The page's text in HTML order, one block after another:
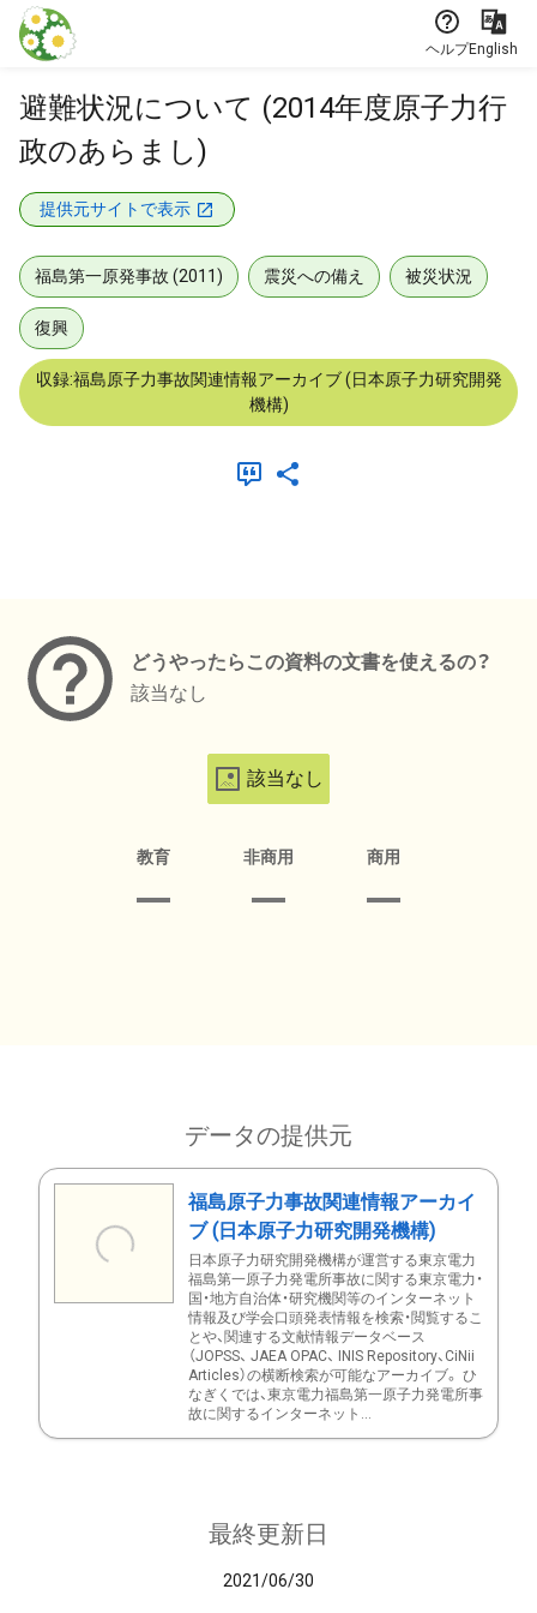
本文に飛ぶ
ヘルプEnglish
避難状況について (2014年度原子力行
政のあらまし)
提供元サイトで表示
福島第一原発事故 (2011) 震災への備え 被災状況
復興
収録:福島原子力事故関連情報アーカイブ (日本原子力研究開発
機構)
どうやったらこの資料の文書を使えるの？
該当なし
該当なし
教育 非商用 商用
データの提供元
福島原子力事故関連情報アーカイ
ブ (日本原子力研究開発機構)
日本原子力研究開発機構が運営する東京電力
福島第一原子力発電所事故に関する東京電力・
国・地方自治体・研究機関等のインターネット
情報及び学会口頭発表情報を検索・閲覧するこ
とや、関連する文献情報データベース
（JOPSS、 JAEA OPAC、 INIS Repository、CiNii
Articles）の横断検索が可能なアーカイブ。 ひ
なぎくでは、東京電力福島第一原子力発電所事
故に関するインターネット...
最終更新日
2021/06/30